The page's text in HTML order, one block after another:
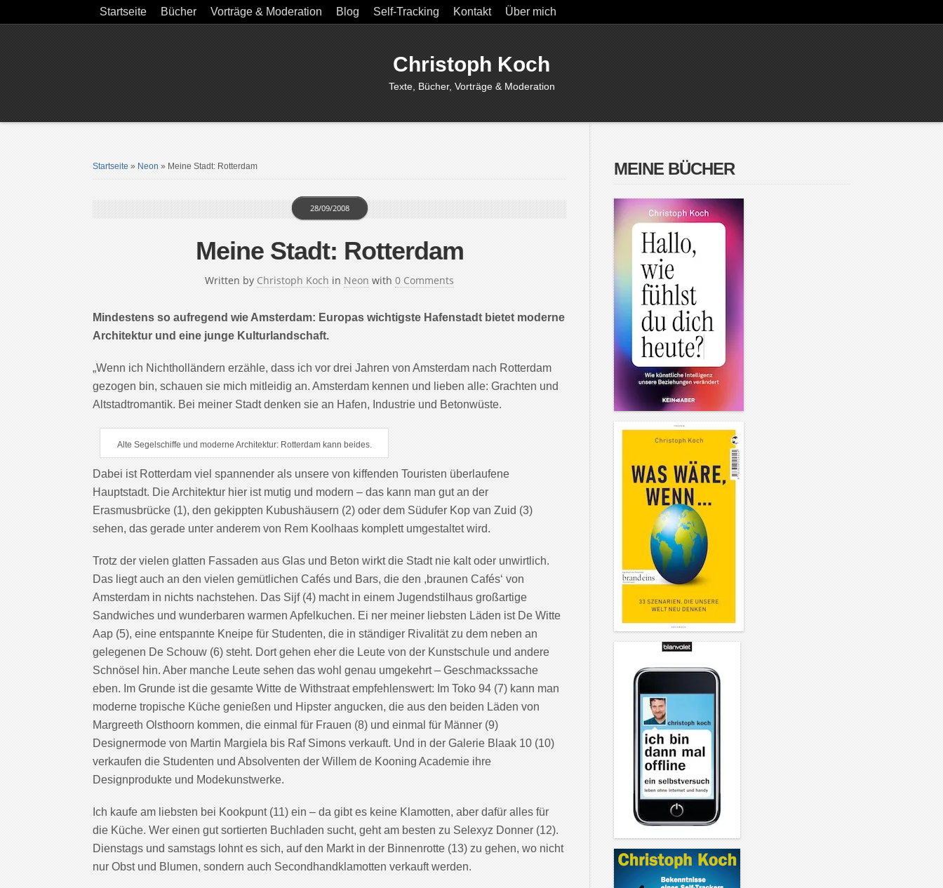
Startseite Bücher Vorträge & Moderation Blog Self-Tracking Kontakt Über mich
Christoph Koch
Texte, Bücher, Vorträge & Moderation
Startseite » Neon » Meine Stadt: Rotterdam
Meine Stadt: Rotterdam
Written by Christoph Koch
28/09/2008
in Neon with 0 Comments
Mindestens so aufregend wie Amsterdam: Europas wichtigste Hafenstadt bietet moderne
Architektur und eine junge Kulturlandschaft.
„Wenn ich Nichtholländern erzähle, dass ich vor drei Jahren von Amsterdam nach Rotterdam
gezogen bin, schauen sie mich mitleidig an. Amsterdam kennen und lieben alle: Grachten und
Altstadtromantik. Bei meiner Stadt denken sie an Hafen, Industrie und Betonwüste.
Alte Segelschiffe und moderne Architektur: Rotterdam kann beides.
Dabei ist Rotterdam viel spannender als unsere von kiffenden Touristen überlaufene
Hauptstadt. Die Architektur hier ist mutig und modern – das kann man gut an der
Erasmusbrücke (1), den gekippten Kubushäusern (2) oder dem Südufer Kop van Zuid (3)
sehen, das gerade unter anderem von Rem Koolhaas komplett umgestaltet wird.
Trotz der vielen glatten Fassaden aus Glas und Beton wirkt die Stadt nie kalt oder unwirtlich.
Das liegt auch an den vielen gemütlichen Cafés und Bars, die den ,braunen Cafés‘ von
Amsterdam in nichts nachstehen. Das Sijf (4) macht in einem Jugendstilhaus großartige
Sandwiches und wunderbaren warmen Apfelkuchen. Ei ner meiner liebsten Läden ist De Witte
Aap (5), eine entspannte Kneipe für Studenten, die in ständiger Rivalität zu dem neben an
gelegenen De Schouw (6) steht. Dort gehen eher die Leute von der Kunstschule und andere
Schnösel hin. Aber manche Leute sehen das wohl genau umgekehrt – Geschmackssache
eben. Im Grunde ist die gesamte Witte de Withstraat empfehlenswert: Im Toko 94 (7) kann man
moderne tropische Küche genießen und Hipster angucken, die aus den beiden Läden von
Margreeth Olsthoorn kommen, die einmal für Frauen (8) und einmal für Männer (9)
Designermode von Martin Margiela bis Raf Simons verkauft. Und in der Galerie Blaak 10 (10)
verkaufen die Studenten und Absolventen der Willem de Kooning Academie ihre
Designprodukte und Modekunstwerke.
Ich kaufe am liebsten bei Kookpunt (11) ein – da gibt es keine Klamotten, aber dafür alles für
die Küche. Wer einen gut sortierten Buchladen sucht, geht am besten zu Selexyz Donner (12).
Dienstags und samstags lohnt es sich, auf den Markt in der Binnenrotte (13) zu gehen, wo nicht
nur Obst und Blumen, sondern auch Secondhandklamotten verkauft werden.
MEINE BÜCHER